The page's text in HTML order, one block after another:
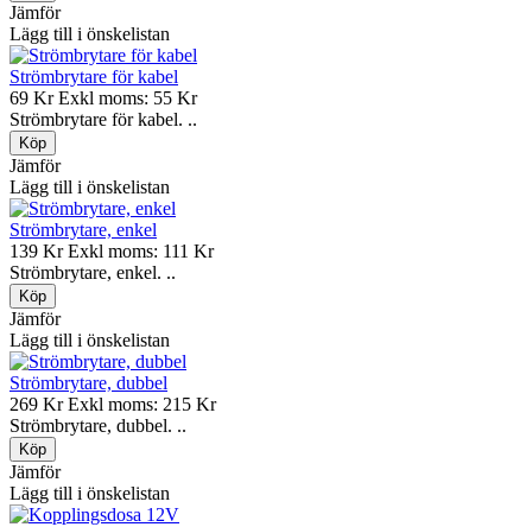
Jämför
Lägg till i önskelistan
Strömbrytare för kabel
69 KrExkl moms: 55 Kr
Strömbrytare för kabel. ..
Jämför
Lägg till i önskelistan
Strömbrytare, enkel
139 KrExkl moms: 111 Kr
Strömbrytare, enkel. ..
Jämför
Lägg till i önskelistan
Strömbrytare, dubbel
269 KrExkl moms: 215 Kr
Strömbrytare, dubbel. ..
Jämför
Lägg till i önskelistan